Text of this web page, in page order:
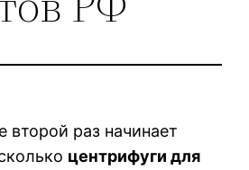
раз начинает
центрифуги для